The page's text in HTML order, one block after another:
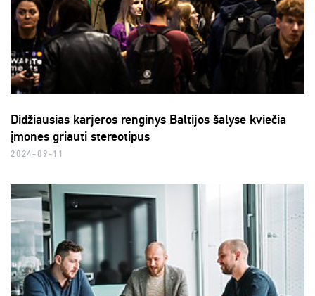
Didžiausias karjeros renginys Baltijos šalyse kviečia
įmones griauti stereotipus
2024-09-11